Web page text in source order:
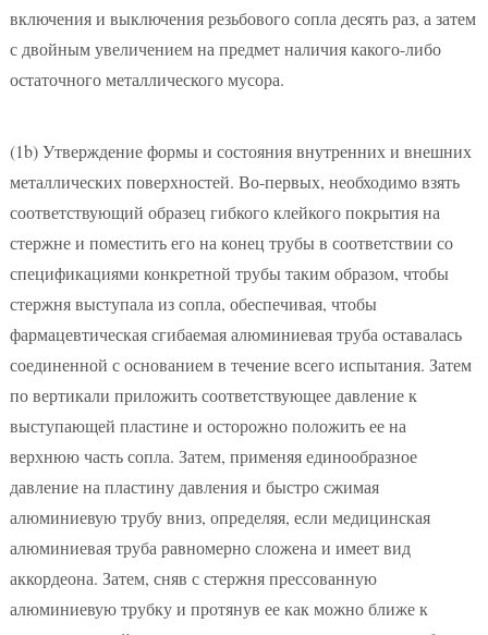
включения и выключения резьбового сопла десять раз, а затем
с двойным увеличением на предмет наличия какого-либо
остаточного металлического мусора.
(1b)Утверждение формы и состояния внутренних и внешних
металлических поверхностей. Во-первых, необходимо взять
соответствующий образец гибкого клейкого покрытия на
стержне и поместить его на конец трубы в соответствии со
спецификациями конкретной трубы таким образом, чтобы
стержня выступала из сопла, обеспечивая, чтобы
фармацевтическая сгибаемая алюминиевая труба оставалась
соединенной с основанием в течение всего испытания. Затем
по вертикали приложить соответствующее давление к
выступающей пластине и осторожно положить ее на
верхнюю часть сопла. Затем, применяя единообразное
давление на пластину давления и быстро сжимая
алюминиевую трубу вниз, определяя, если медицинская
алюминиевая труба равномерно сложена и имеет вид
аккордеона. Затем, сняв с стержня прессованную
алюминиевую трубку и протянув ее как можно ближе к